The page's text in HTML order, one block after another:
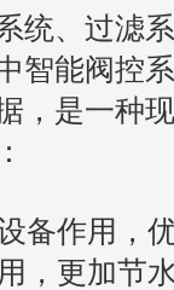
统、过滤
智能阀控
，是一种
备作用，
，更加节